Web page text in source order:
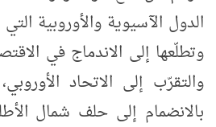
الدول الآسيوية والأوروبية
وتطلّعها إلى الاندماج في
والتقرّب إلى الاتحاد
بالانضمام إلى حلف شمال